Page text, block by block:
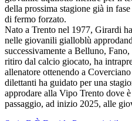
della prossima stagione già in
di fermo forzato.
Nato a Trento nel 1977, Girardi
nelle giovanili gialloblù
successivamente a Belluno,
ritiro dal calcio giocato, ha
allenatore ottenendo a
dilettanti ha guidato per una
approdare alla Vipo Trento dove
passaggio, ad inizio 2025, alle